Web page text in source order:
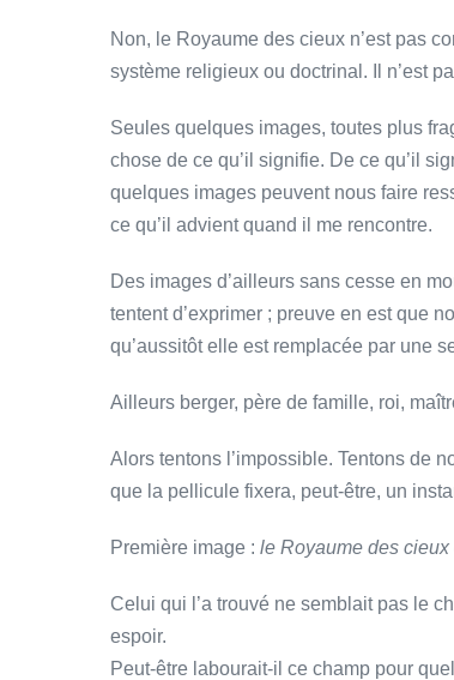
Non, le Royaume des cieux n’est pas
système religieux ou doctrinal. Il n’est
Seules quelques images, toutes plus
chose de ce qu’il signifie. De ce qu’il
quelques images peuvent nous faire
ce qu’il advient quand il me rencontre.
Des images d’ailleurs sans cesse en
tentent d’exprimer ; preuve en est que
qu’aussitôt elle est remplacée par une
Ailleurs berger, père de famille, roi,
Alors tentons l’impossible. Tentons de
que la pellicule fixera, peut-être, un
Première image : le Royaume des
Celui qui l’a trouvé ne semblait pas le
espoir.
Peut-être labourait-il ce champ pour